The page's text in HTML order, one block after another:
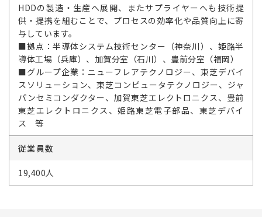
HDDの製造・生産へ展開、またサプライヤーへも技術提
供・提携を組むことで、プロセスの効率化や品質向上に寄
与しています。
■拠点：半導体システム技術センター（神奈川）、姫路半
導体工場（兵庫）、加賀分室（石川）、豊前分室（福岡）
■グループ企業：ニューフレアテクノロジー、東芝デバイ
スソリューション、東芝コンピュータテクノロジー、ジャ
パンセミコンダクター、加賀東芝エレクトロニクス、豊前
東芝エレクトロニクス、姫路東芝電子部品、東芝デバイ
ス 等
従業員数
19,400人